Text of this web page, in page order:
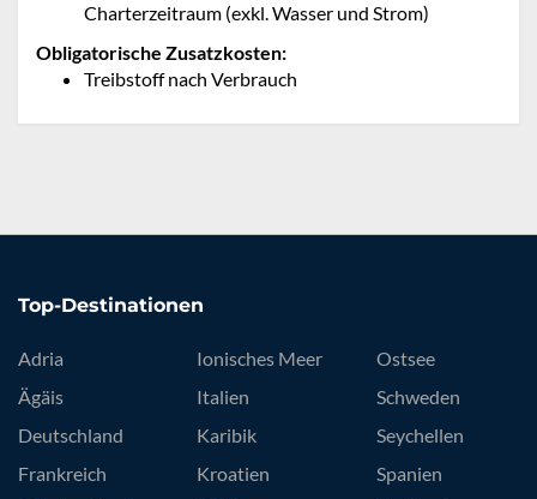
Charterzeitraum (exkl. Wasser und Strom)
Obligatorische Zusatzkosten:
Treibstoff nach Verbrauch
Top-Destinationen
Adria
Ägäis
Deutschland
Frankreich
Ionisches Meer
Italien
Karibik
Kroatien
Ostsee
Schweden
Seychellen
Spanien